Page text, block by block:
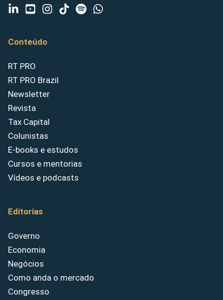
Conteúdo
RT PRO
RT PRO Brazil
Newsletter
Revista
Tax Capital
Colunistas
E-books e estudos
Cursos e mentorias
Vídeos e podcasts
Editorias
Governo
Economia
Negócios
Como anda o mercado
Congresso